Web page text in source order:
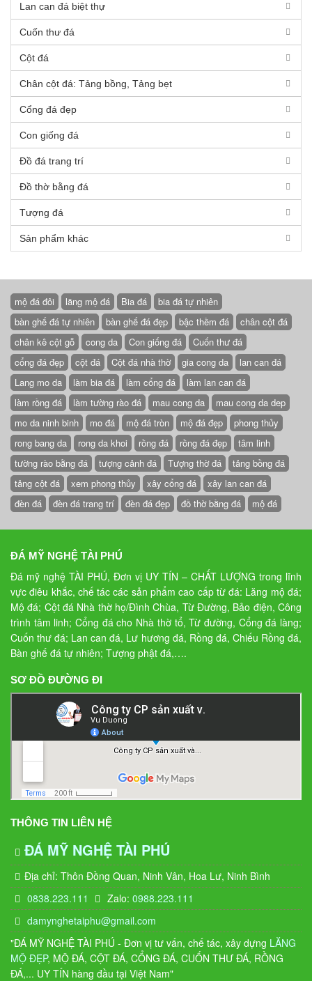
Lan can đá biệt thự
Cuốn thư đá
Cột đá
Chân cột đá: Tảng bồng, Tảng bẹt
Cổng đá đẹp
Con giống đá
Đồ đá trang trí
Đồ thờ bằng đá
Tượng đá
Sản phẩm khác
mộ đá đôi lăng mộ đá Bia đá
bia đá tự nhiên
bàn ghế đá tự nhiên
bàn ghế đá đẹp bậc thềm đá
chân cột đá
chân kê cột gỗ
cong da Con giống đá
Cuốn thư đá
cổng đá đẹp
cột đá Cột đá nhà thờ gia cong da
lan can đá
Lang mo da
làm bia đá làm cổng đá
làm lan can đá
làm rồng đá
làm tường rào đá mau cong da
mau cong da dep
mo da ninh binh
mo đá mộ đá tròn mộ đá đẹp
phong thủy
rong bang da
rong da khoi rồng đá rồng đá đẹp
tâm linh
tường rào bằng đá
tượng cảnh đá Tượng thờ đá
tảng bồng đá
tảng cột đá
xem phong thủy xây cổng đá
xây lan can đá
đèn đá
đèn đá trang trí đèn đá đẹp đồ thờ bằng đá mộ đá
ĐÁ MỸ NGHỆ TÀI PHÚ
Đá mỹ nghệ TÀI PHÚ, Đơn vị UY TÍN – CHẤT LƯỢNG trong lĩnh
vực điêu khắc, chế tác các sản phẩm cao cấp từ đá: Lăng mộ đá;
Mộ đá; Cột đá Nhà thờ họ/Đình Chùa, Từ Đường, Bảo điện, Công
trình tâm linh; Cổng đá cho Nhà thờ tổ, Từ đường, Cổng đá làng;
Cuốn thư đá; Lan can đá, Lư hương đá, Rồng đá, Chiếu Rồng đá,
Bàn ghế đá tự nhiên; Tượng phật đá,….
SƠ ĐỒ ĐƯỜNG ĐI
THÔNG TIN LIÊN HỆ
ĐÁ MỸ NGHỆ TÀI PHÚ
Địa chỉ: Thôn Đồng Quan, Ninh Vân, Hoa Lư, Ninh Bình
0838.223.111
Zalo:0988.223.111
damynghetaiphu@gmail.com
"ĐÁ MỸ NGHỆ TÀI PHÚ - Đơn vị tư vấn, chế tác, xây dựng LĂNG
MỘ ĐẸP, MỘ ĐÁ, CỘT ĐÁ, CỔNG ĐÁ, CUỐN THƯ ĐÁ, RỒNG
ĐÁ,... UY TÍN hàng đầu tại Việt Nam"